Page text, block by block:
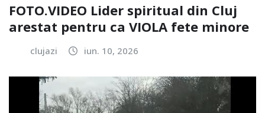
FOTO.VIDEO Lider spiritual din Cluj
arestat pentru ca VIOLA fete minore
clujazi iun. 10, 2026